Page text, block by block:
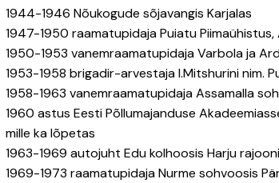
1944-1946 Nõukogude sõjavangis Karjalas
1947-1950 raamatupidaja Puiatu
1950-1953 vanemraamatupidaja Varbola ja
1953-1958 brigadir-arvestaja I.Mitshurini nim.
1958-1963 vanemraamatupidaja Assamalla
1960 astus Eesti Põllumajanduse
mille ka lõpetas
1963-1969 autojuht Edu kolhoosis Harju
1969-1973 raamatupidaja Nurme sohvoosis